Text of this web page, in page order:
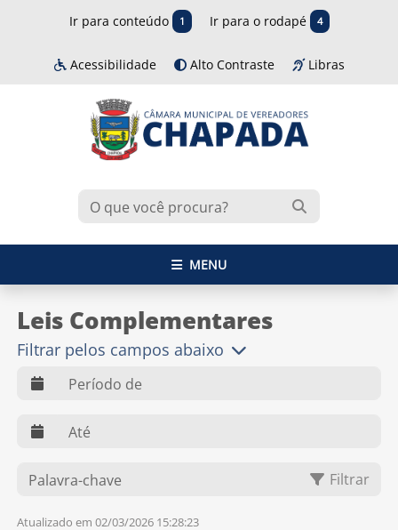
Ir para conteúdo 1 Ir para o rodapé 4
Acessibilidade Alto Contraste Libras
MENU
Leis Complementares
Filtrar pelos campos abaixo
web.dts
web.dte
O que você procura? Filtrar
Atualizado em 02/03/2026 15:28:23